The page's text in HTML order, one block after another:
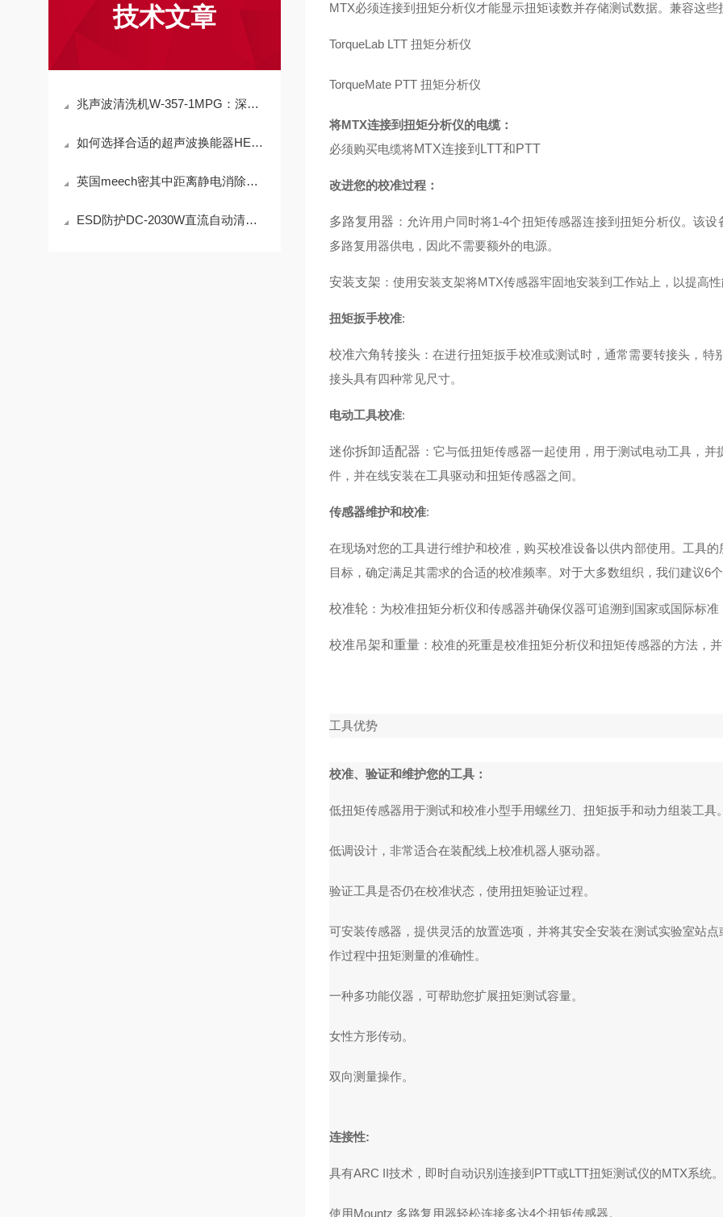
技术文章
兆声波清洗机W-357-1MPG：深层清洁，强力去污
如何选择合适的超声波换能器HEC-45282提升系统性能？
英国meech密其中距离静电消除棒960IPS技术参数
ESD防护DC-2030W直流自动清洁离子风机除静电设备
MTX必须连接到扭矩分析仪才能显示扭矩读数并存储测试数据。兼容这些
TorqueLab LTT 扭矩分析仪
TorqueMate PTT 扭矩分析仪
将MTX连接到扭矩分析仪的电缆：
必须购买电缆将MTX连接到LTT和PTT
改进您的校准过程：
多路复用器 ：允许用户同时将1-4个扭矩传感器连接到扭矩分析仪。该
多路复用器供电，因此不需要额外的电源。
安装支架 ：使用安装支架将MTX传感器牢固地安装到工作站上，以提高性
扭矩扳手校准:
校准六角转接头 ：在进行扭矩扳手校准或测试时，通常需要转接头，
接头具有四种常见尺寸。
电动工具校准:
迷你拆卸适配器 ：它与低扭矩传感器一起使用，用于测试电动工具，
件，并在线安装在工具驱动和扭矩传感器之间。
传感器维护和校准:
在现场对您的工具进行维护和校准，购买校准设备以供内部使用。工具
目标，确定满足其需求的合适的校准频率。对于大多数组织，我们建议6个
校准轮 ：为校准扭矩分析仪和传感器并确保仪器可追溯到国家或国际标准
校准吊架和重量：校准的死重是校准扭矩分析仪和扭矩传感器的方法，
工具优势
校准、验证和维护您的工具：
低扭矩传感器用于测试和校准小型手用螺丝刀、扭矩扳手和动力组装工具
低调设计，非常适合在装配线上校准机器人驱动器。
验证工具是否仍在校准状态，使用扭矩验证过程。
可安装传感器，提供灵活的放置选项，并将其安全安装在测试实验室站
作过程中扭矩测量的准确性。
一种多功能仪器，可帮助您扩展扭矩测试容量。
女性方形传动。
双向测量操作。
连接性:
具有ARC II技术，即时自动识别连接到 PTT或LTT扭矩测试仪的MTX系统。
使用Mountz 多路复用器轻松连接多达4个扭矩传感器。